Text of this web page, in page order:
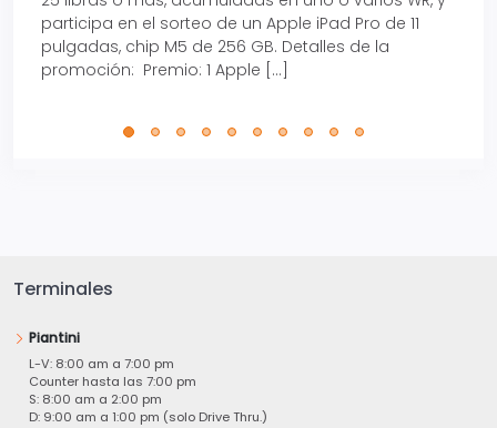
participa en el sorteo de un Apple iPad Pro de 11
pulgadas, chip M5 de 256 GB. Detalles de la
promoción: Premio: 1 Apple […]
Terminales
Piantini
L-V: 8:00 am a 7:00 pm
Counter hasta las 7:00 pm
S: 8:00 am a 2:00 pm
D: 9:00 am a 1:00 pm (solo Drive Thru.)